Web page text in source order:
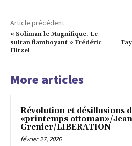
Article précédent
« Soliman le Magnifique. Le
sultan flamboyant » Frédéric
Hitzel
More articles
Révolution et désillusions
«printemps ottoman»/
Grenier/LIBERATION
février 27, 2026